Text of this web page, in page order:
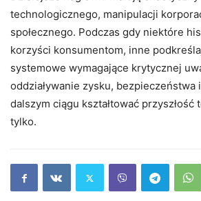
technologicznego, manipulacji
społecznego. Podczas gdy niektóre
korzyści konsumentom, inne
systemowe wymagające krytycznej
oddziaływanie zysku, bezpieczeństwa
dalszym ciągu kształtować przyszłość
tylko.